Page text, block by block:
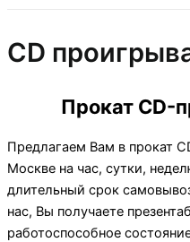
CD
Прокат CD-
Предлагаем Вам в прокат
Москве на час, сутки,
длительный срок
нас, Вы получаете
работоспособное